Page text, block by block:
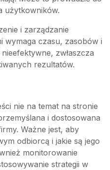
użytkowników.
i zarządzanie
wymaga czasu, zasobów i
zwłaszcza
rezultatów.
nie na temat na stronie
i dostosowana
Ważne jest, aby
odbiorcą i jakie są jego
monitorowanie
strategii w